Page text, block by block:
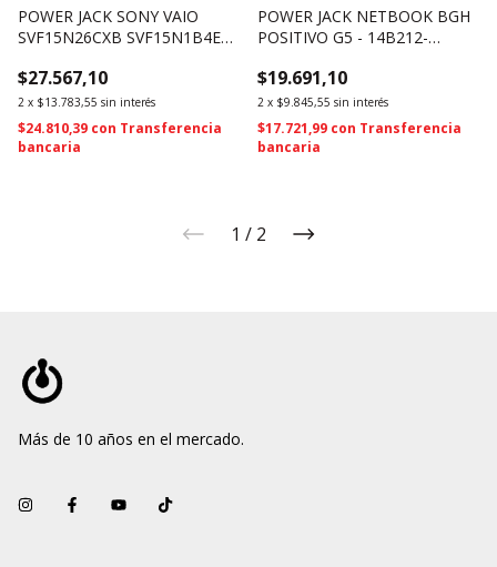
POWER JACK SONY VAIO
SVF15N26CXB SVF15N1B4E
(2371)
$27.567,10
2 x $13.783,55 sin interés
$24.810,39 con Transferencia
bancaria
POWER JACK NETBOOK BGH
POSITIVO G5 - 14B212-
$19.691,10
2 x $9.845,55 sin interés
$17.721,99 con Transferencia
bancaria
1 / 2
Más de 10 años en el mercado.